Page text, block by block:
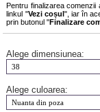
Pentru finalizarea comenzii
linkul "Vezi coșul", iar în
prin butonul "Finalizare
Alege dimensiunea:
Alege culoarea: